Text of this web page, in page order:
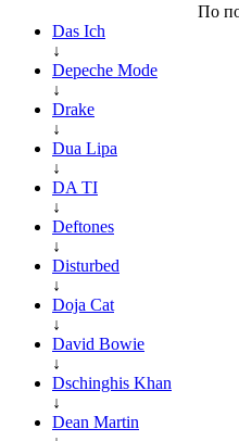
По
Das Ich
↓
Depeche Mode
↓
Drake
↓
Dua Lipa
↓
DA TI
↓
Deftones
↓
Disturbed
↓
Doja Cat
↓
David Bowie
↓
Dschinghis Khan
↓
Dean Martin